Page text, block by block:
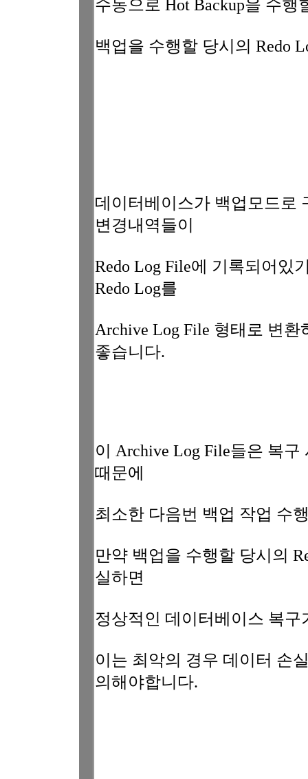
수동으로 Hot Backup을 수행
백업을 수행할 당시의 Redo
데이터베이스가 백업모드로
변경내역들이
Redo Log File에 기록되어있
Redo Log를
Archive Log File 형태로 변
좋습니다.
이 Archive Log File들은 복
때문에
최소한 다음번 백업 작업 수
만약 백업을 수행할 당시의
실하면
정상적인 데이터베이스 복구
이는 최악의 경우 데이터 손
의해야합니다.